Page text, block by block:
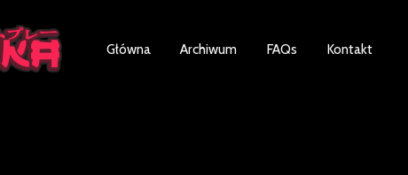
Główna Archiwum FAQs Kontakt